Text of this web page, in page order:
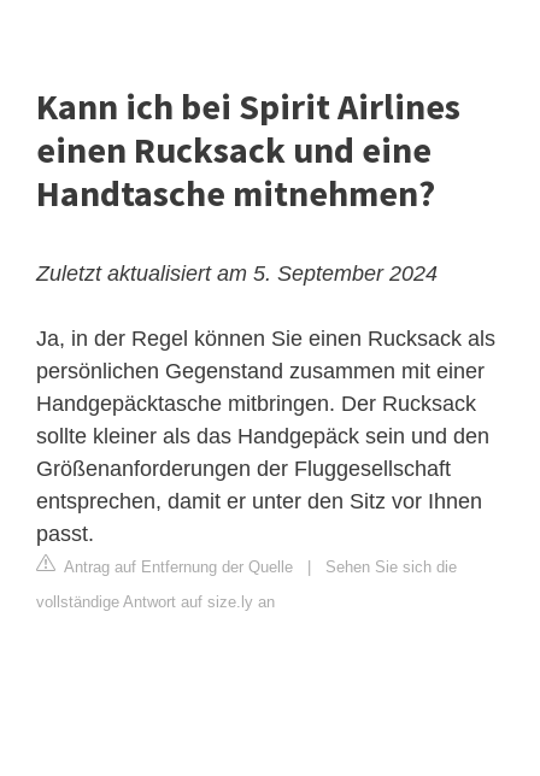
Kann ich bei Spirit Airlines
einen Rucksack und eine
Handtasche mitnehmen?
Zuletzt aktualisiert am 5. September 2024
Ja, in der Regel können Sie einen Rucksack als
persönlichen Gegenstand zusammen mit einer
Handgepäcktasche mitbringen. Der Rucksack
sollte kleiner als das Handgepäck sein und den
Größenanforderungen der Fluggesellschaft
entsprechen, damit er unter den Sitz vor Ihnen
passt.
Antrag auf Entfernung der Quelle
Sehen Sie sich die
vollständige Antwort auf size.ly an